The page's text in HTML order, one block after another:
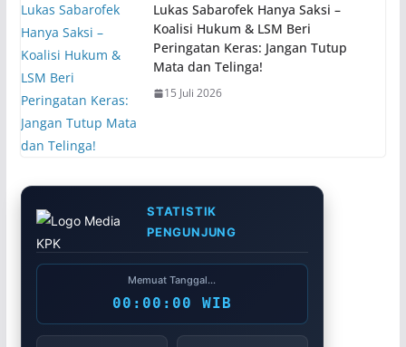
Lukas Sabarofek Hanya Saksi –
Koalisi Hukum & LSM Beri
Peringatan Keras: Jangan Tutup
Mata dan Telinga!
15 Juli 2026
STATISTIK
PENGUNJUNG
Memuat Tanggal...
00:00:00 WIB